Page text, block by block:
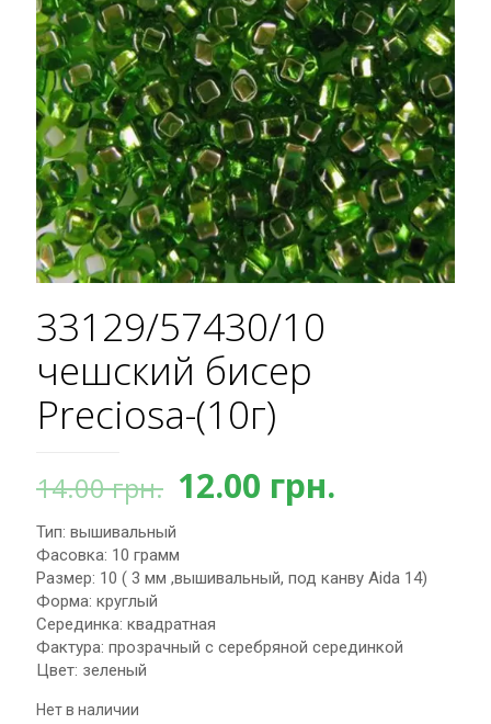
33129/57430/10
чешский бисер
Preciosa-(10г)
14.00грн. Первоначальная
составляла
14.00 грн..
12.00 грн.
Тип: вышивальный
Фасовка: 10 грамм
Размер: 10 ( 3 мм ,вышивальный, под канву Aida 14)
Форма: круглый
Серединка: квадратная
Фактура: прозрачный с серебряной серединкой
Цвет: зеленый
Нет в наличии